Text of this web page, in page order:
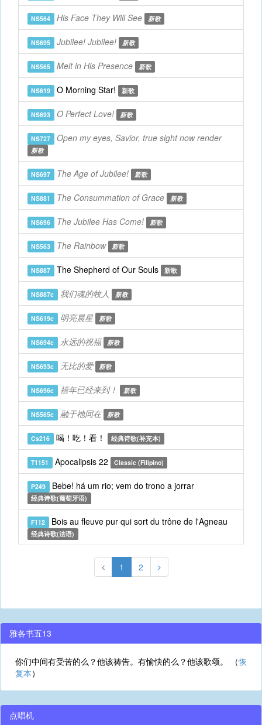
NS564 His Face They Will See 新歌
NS695 Jubilee! Jubilee! 新歌
NS565 Melt in His Presence 新歌
NS619 O Morning Star! 新歌
NS693 O Perfect Love! 新歌
NS727 Open my eyes, Savior, true sight now render
新歌
NS697 The Age of Jubilee! 新歌
NS881 The Consummation of Grace 新歌
NS696 The Jubilee Has Come! 新歌
NS563 The Rainbow 新歌
NS887 The Shepherd of Our Souls 新歌
NS887c 我们魂的牧人 新歌
NS619c 明亮晨星 新歌
NS694c 永远的祝福 新歌
NS693c 无比的爱 新歌
NS696c 禧年已经来到！ 新歌
NS565c 融于祂同在 新歌
Cs216 喝！吃！看！ 经典诗歌(补充本)
T1151 Apocalipsis 22 Classic (Filipino)
P249 Bebe! há um rio; vem do trono a jorrar
经典诗歌(葡萄牙语)
F112 Bois au fleuve pur qui sort du trône de l'Agneau
经典诗歌(法语)
1 2
雅各书五13
你们中间有受苦的么？他该祷告。有愉快的么？他该歌颂。 （恢
复本）
点唱机